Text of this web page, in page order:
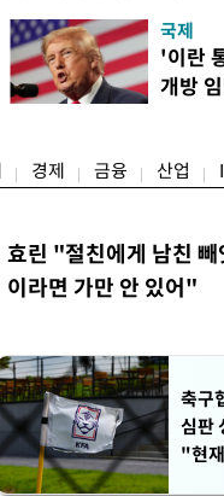
따르면 국회의 한 의원실은
심판 10여 명에게 성 접대한
회는 외국인 심판과 감독관
원에서 많게는 100만원이 넘
국제
'이란
개방
경제 금융 산업
효린 "절친에게 남친
이라면 가만 안 있어"
축구
심판
"현